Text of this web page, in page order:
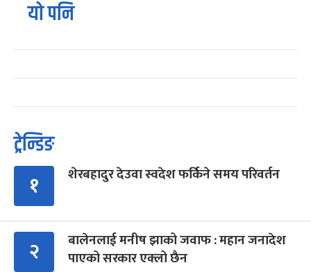
यो पनि
ट्रेन्डिङ
१ शेरबहादुर देउवा स्वदेश फर्किने समय परिवर्तन
२
बालेनलाई मनीष झाको जवाफ : महान जनादेश
पाएको सरकार एक्लो छैन